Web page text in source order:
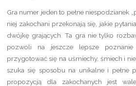
Gra numer jeden to pełne niespodzianek
niej zakochani przekonają się, jakie
dwójkę grających. Ta gra nie tylko
pozwoli na jeszcze lepsze poznanie
przygotować się na uśmiechy, śmiech i
szuka się sposobu na unikalne i pełne
propozycją dla zakochanych jest